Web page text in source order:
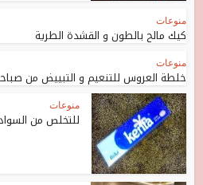
منوعات
كيك مالح بالطون و القشدة الطرية
منوعات
خلطة العروس للتنعيم و التبييض من
منوعات
للتخلص من